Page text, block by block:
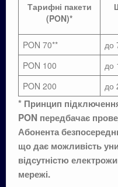
Тарифні пакети
(PON)*
PON 70**
до
PON 100
до
PON 200
до
* Принцип
PON передбачає
Абонента
що дає можливість
відсутністю
мережі.